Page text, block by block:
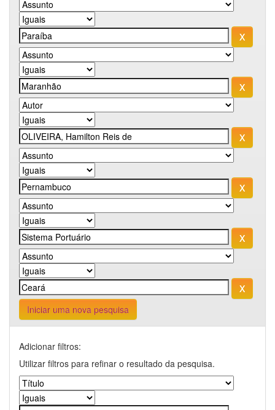
Iniciar uma nova pesquisa
Adicionar filtros:
Utilizar filtros para refinar o resultado da pesquisa.